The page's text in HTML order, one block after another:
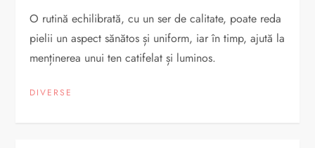
O rutină echilibrată, cu un ser de calitate, poate reda
pielii un aspect sănătos și uniform, iar în timp, ajută la
menținerea unui ten catifelat și luminos.
DIVERSE